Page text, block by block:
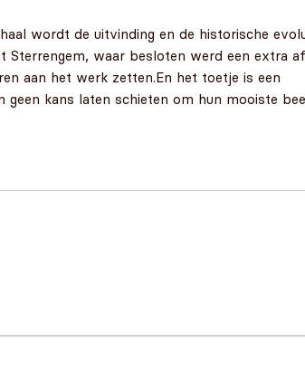
wordt de uitvinding en de historische
Sterrengem, waar besloten werd een extra
aan het werk zetten.En het toetje is een
geen kans laten schieten om hun mooiste